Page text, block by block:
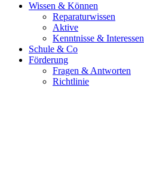
Wissen & Können
Reparaturwissen
Aktive
Kenntnisse & Interessen
Schule & Co
Förderung
Fragen & Antworten
Richtlinie